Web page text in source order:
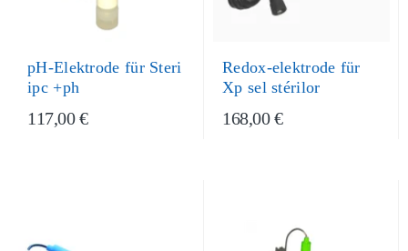
pH-Elektrode für Steri
ipc +ph
117,00 €
Redox-elektrode für
Xp sel stérilor
168,00 €